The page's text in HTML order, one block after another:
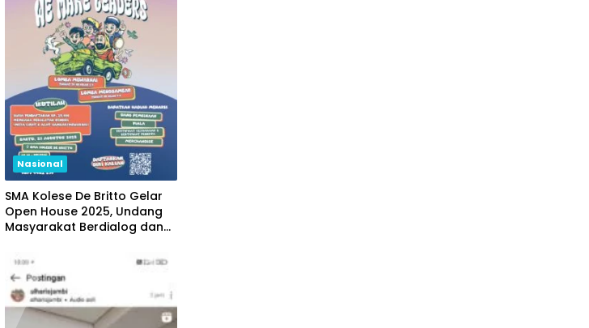
Nasional
SMA Kolese De Britto Gelar
Open House 2025, Undang
Masyarakat Berdialog dan
yang Memerdekakan